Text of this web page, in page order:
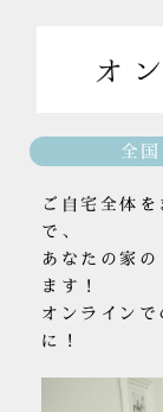
全
ご自宅全体
で、
あなたの家
ます！
オンライン
に！